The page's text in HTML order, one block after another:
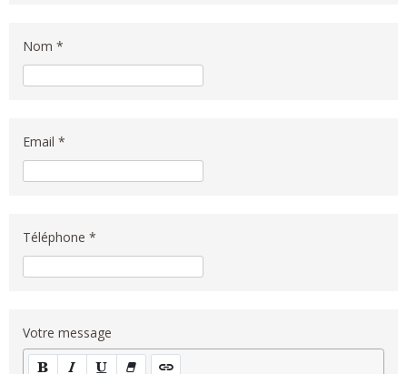
Nom *
Email *
Téléphone *
Votre message